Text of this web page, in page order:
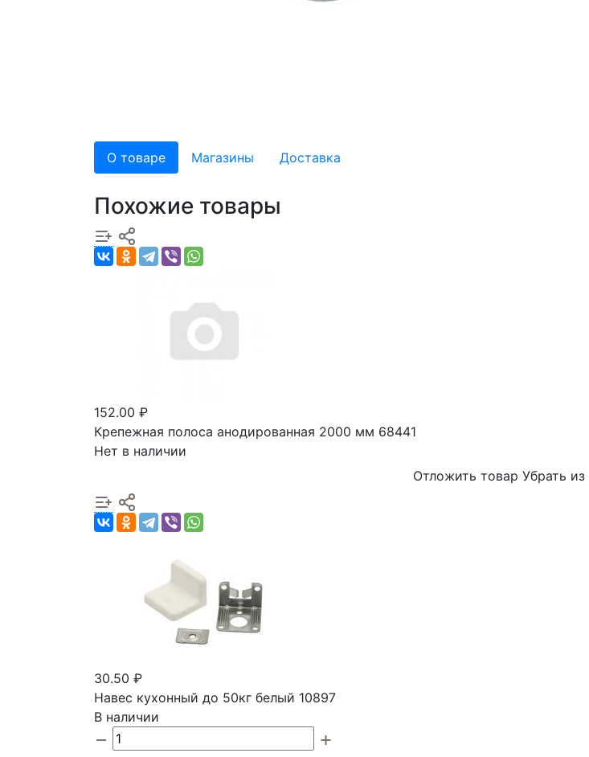
О товаре Магазины Доставка
Похожие товары
152.00 ₽
Крепежная полоса анодированная 2000 мм 68441
Нет в наличии
Отложить товар Убрать
30.50 ₽
Навес кухонный до 50кг белый 10897
В наличии